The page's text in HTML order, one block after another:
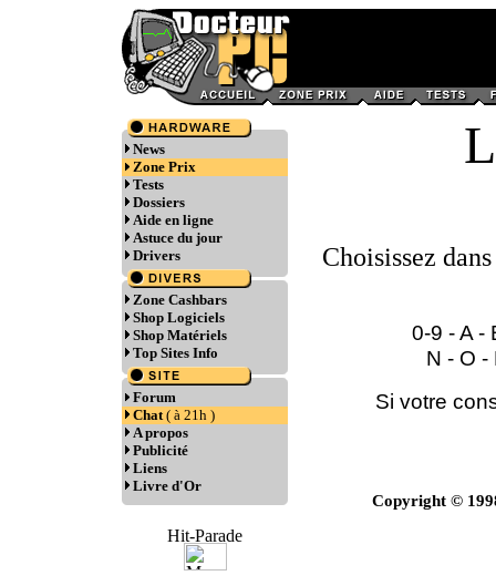
News
Zone Prix
Tests
Dossiers
Aide en ligne
Astuce du jour
Drivers
Zone Cashbars
Shop Logiciels
Shop Matériels
Top Sites Info
Forum
Chat( à 21h )
A propos
Publicité
Liens
Livre d'Or
Choisissez
0-9 -A -
N - O -
Si votre
Copyright ©